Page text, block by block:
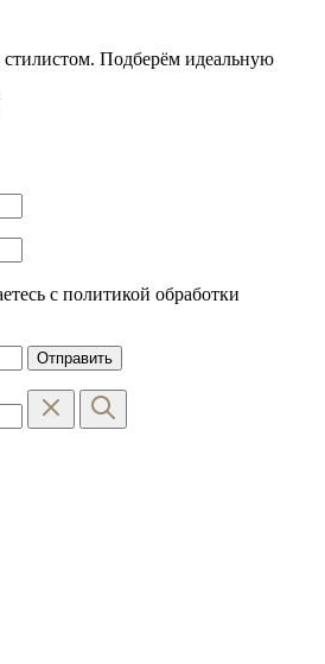
стилистом. Подберём идеальную
с политикой обработки